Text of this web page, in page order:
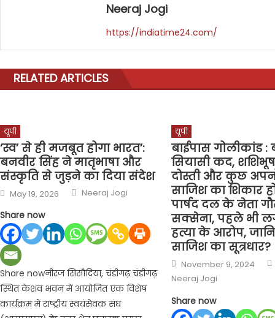
Neeraj Jogi
https://indiatime24.com/
RELATED ARTICLES
यूपी
‘स्व’ से ही मजबूत होगा भारत’:
बनवीर सिंह ने मातृभाषा और
संस्कृति से जुड़ने का दिया संदेश
Posted
on
May 19, 2026 Author
Neeraj Jogi
Share now
Share nowनीरज सिसौदिया, चंडीगढ़ चंडीगढ़
स्थित केशव भवन में आयोजित एक विशेष
कार्यक्रम में राष्ट्रीय स्वयंसेवक संघ
यूपी
बाईपास गोलीकांड
सियासी कद,
दोस्ती और कुछ
साजिश का शिकार
पार्षद दल के नेता
सक्सेना, पहले भी
हत्या के आरोप,
साजिश का सूत्रधार?
Posted
on
November 9, 2024
Neeraj Jogi
Share now